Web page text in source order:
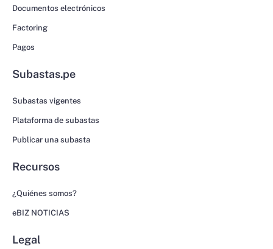
Documentos electrónicos
Factoring
Pagos
Subastas.pe
Subastas vigentes
Plataforma de subastas
Publicar una subasta
Recursos
¿Quiénes somos?
eBIZ NOTICIAS
Legal